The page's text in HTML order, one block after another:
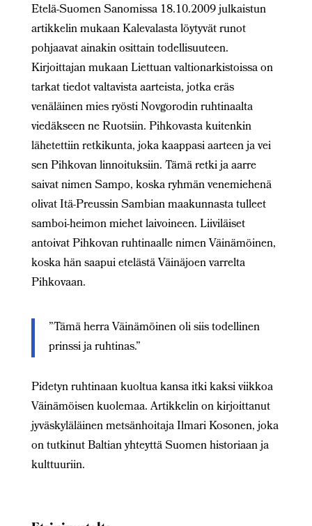
Etelä-Suomen Sanomissa 18.10.2009 julkaistun
artikkelin mukaan Kalevalasta löytyvät runot
pohjaavat ainakin osittain todellisuuteen.
Kirjoittajan mukaan Liettuan valtionarkistoissa on
tarkat tiedot valtavista aarteista, jotka eräs
venäläinen mies ryösti Novgorodin ruhtinaalta
viedäkseen ne Ruotsiin. Pihkovasta kuitenkin
lähetettiin retkikunta, joka kaappasi aarteen ja vei
sen Pihkovan linnoituksiin. Tämä retki ja aarre
saivat nimen Sampo, koska ryhmän venemiehenä
olivat Itä-Preussin Sambian maakunnasta tulleet
samboi-heimon miehet laivoineen. Liiviläiset
antoivat Pihkovan ruhtinaalle nimen Väinämöinen,
koska hän saapui etelästä Väinäjoen varrelta
Pihkovaan.
”Tämä herra Väinämöinen oli siis todellinen
prinssi ja ruhtinas.”
Pidetyn ruhtinaan kuoltua kansa itki kaksi viikkoa
Väinämöisen kuolemaa. Artikkelin on kirjoittanut
jyväskyläläinen metsänhoitaja Ilmari Kosonen, joka
on tutkinut Baltian yhteyttä Suomen historiaan ja
kulttuuriin.